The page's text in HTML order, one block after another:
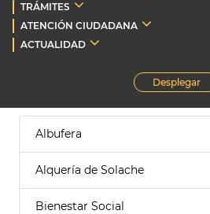
TRÁMITES
ATENCIÓN CIUDADANA
ACTUALIDAD
Desplegar
Albufera
Alquería de Solache
Bienestar Social